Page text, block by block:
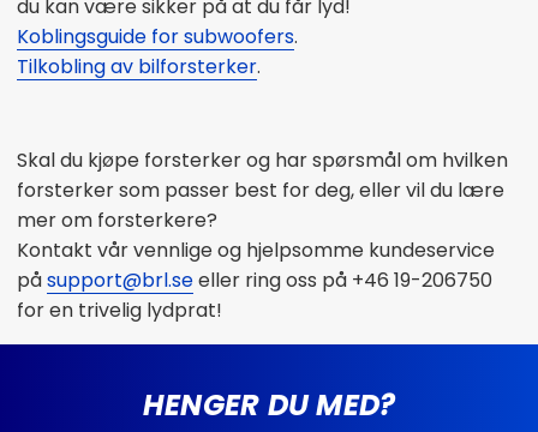
du kan være sikker på at du får lyd!
Koblingsguide for subwoofers.
Tilkobling av bilforsterker.
Skal du kjøpe forsterker og har spørsmål om hvilken
forsterker som passer best for deg, eller vil du lære
mer om forsterkere?
Kontakt vår vennlige og hjelpsomme kundeservice
påsupport@brl.seeller ring oss på +46 19-206750
for en trivelig lydprat!
HENGER DU MED?